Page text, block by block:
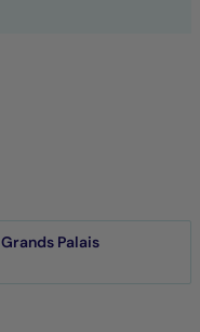
Palais